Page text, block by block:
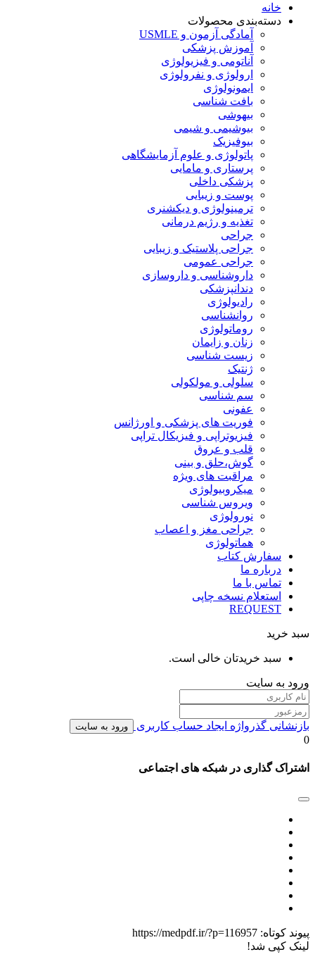
خانه
دسته‌بندی محصولات
آمادگی آزمون و USMLE
آموزش پزشکی
آناتومی و فیزیولوژی
ارولوژی و نفرولوژی
ایمونولوژی
بافت شناسی
بیهوشی
بیوشیمی و شیمی
بیوفیزیک
پاتولوژی و علوم آزمایشگاهی
پرستاری و مامایی
پزشکی داخلی
پوست و زیبایی
ترمینولوژی و دیکشنری
تغذیه و رژیم درمانی
جراحی
جراحی پلاستیک و زیبایی
جراحی عمومی
داروشناسی و داروسازی
دندانپزشکی
رادیولوژی
روانشناسی
روماتولوژی
زنان و زایمان
زیست شناسی
ژنتیک
سلولی و مولکولی
سم شناسی
عفونی
فوریت های پزشکی و اورژانس
فیزیوتراپی و فیزیکال تراپی
قلب و عروق
گوش،حلق و بینی
مراقبت های ویژه
میکروبیولوژی
ویروس شناسی
نورولوژی
جراحی مغز و اعصاب
هماتولوژی
سفارش کتاب
درباره ما
تماس با ما
استعلام نسخه چاپی
REQUEST
سبد خرید
سبد خریدتان خالی است.
ورود به سایت
بازنشانی گذرواژه ایجاد حساب کاربری ورود به سایت
0
اشتراک گذاری در شبکه های اجتماعی
پیوند کوتاه: https://medpdf.ir/?p=116957
لینک کپی شد!